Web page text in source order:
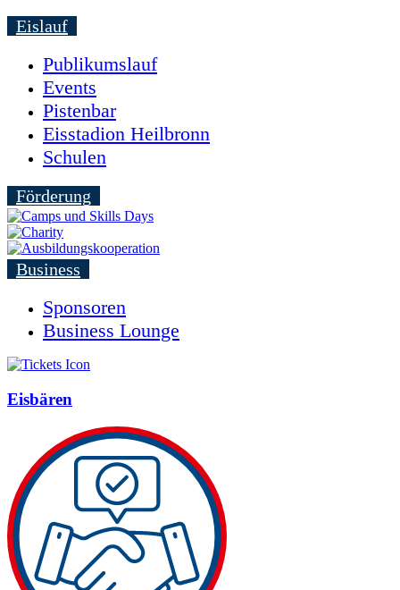
Eislauf
Publikumslauf
Events
Pistenbar
Eisstadion Heilbronn
Schulen
Förderung
Business
Sponsoren
Business Lounge
Eisbären